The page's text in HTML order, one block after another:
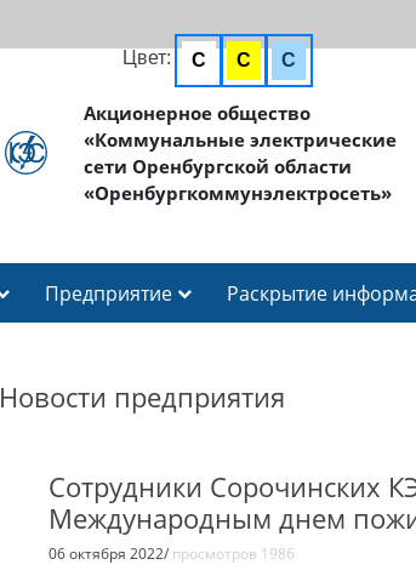
Цвет: C C C
Акционерное общество
«Коммунальные электрические
сети Оренбургской области
«Оренбургкоммунэлектросеть»
Предприятие Раскрытие
Новости предприятия
Сотрудники Сорочинских
Международным днем
06 октября 2022/ просмотров 1986